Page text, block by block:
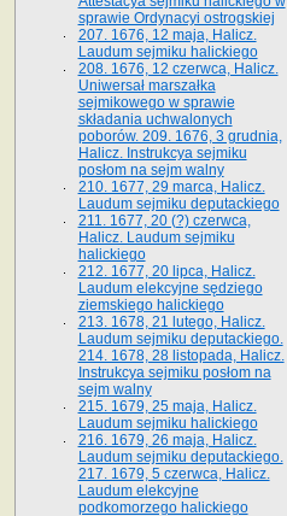
sprawie Ordynacyi ostrogskiej
207. 1676, 12 maja, Halicz.
Laudum sejmiku halickiego
208. 1676, 12 czerwca, Halicz.
Uniwersał marszałka
sejmikowego w sprawie
składania uchwalonych
poborów. 209. 1676, 3 grudnia,
Halicz. Instrukcya sejmiku
posłom na sejm walny
210. 1677, 29 marca, Halicz.
Laudum sejmiku deputackiego
211. 1677, 20 (?) czerwca,
Halicz. Laudum sejmiku
halickiego
212. 1677, 20 lipca, Halicz.
Laudum elekcyjne sędziego
ziemskiego halickiego
213. 1678, 21 lutego, Halicz.
Laudum sejmiku deputackiego.
214. 1678, 28 listopada, Halicz.
Instrukcya sejmiku posłom na
sejm walny
215. 1679, 25 maja, Halicz.
Laudum sejmiku halickiego
216. 1679, 26 maja, Halicz.
Laudum sejmiku deputackiego.
217. 1679, 5 czerwca, Halicz.
Laudum elekcyjne
podkomorzego halickiego